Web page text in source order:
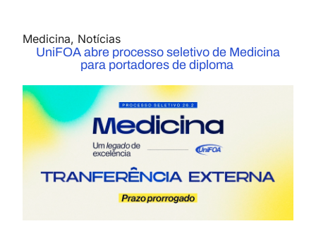
Medicina, Notícias
UniFOA abre processo seletivo de Medicina
para portadores de diploma